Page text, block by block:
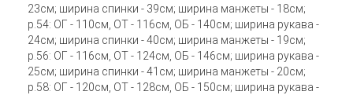
23см; ширина спинки - 39см; ширина манжеты - 18см;
р.54: ОГ - 110см, ОТ - 116см, ОБ - 140см; ширина рукава -
24см; ширина спинки - 40см; ширина манжеты - 19см;
р.56: ОГ - 116см, ОТ - 124см, ОБ - 146см; ширина рукава -
25см; ширина спинки - 41см; ширина манжеты - 20см;
р.58: ОГ - 120см, ОТ - 128см, ОБ - 150см; ширина рукава -